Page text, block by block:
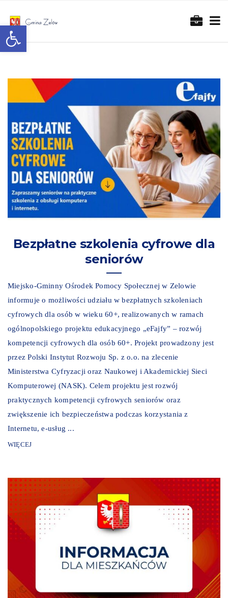
Otwórz pasek narzędzi
Bezpłatne szkolenia cyfrowe dla
seniorów
Miejsko-Gminny Ośrodek Pomocy Społecznej w Zelowie
informuje o możliwości udziału w bezpłatnych szkoleniach
cyfrowych dla osób w wieku 60+, realizowanych w ramach
ogólnopolskiego projektu edukacyjnego „eFajfy” – rozwój
kompetencji cyfrowych dla osób 60+. Projekt prowadzony jest
przez Polski Instytut Rozwoju Sp. z o.o. na zlecenie
Ministerstwa Cyfryzacji oraz Naukowej i Akademickiej Sieci
Komputerowej (NASK). Celem projektu jest rozwój
praktycznych kompetencji cyfrowych seniorów oraz
zwiększenie ich bezpieczeństwa podczas korzystania z
Internetu, e-usług ...
WIĘCEJ